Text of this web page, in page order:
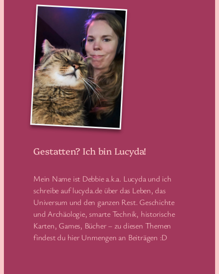
Gestatten? Ich bin Lucyda!
Mein Name ist Debbie a.k.a. Lucyda und ich
schreibe auf lucyda.de über das Leben, das
Universum und den ganzen Rest. Geschichte
und Archäologie, smarte Technik, historische
Karten, Games, Bücher – zu diesen Themen
findest du hier Unmengen an Beiträgen :D